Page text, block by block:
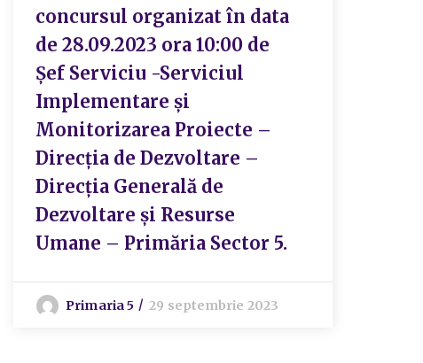
concursul organizat în data
de 28.09.2023 ora 10:00 de
Șef Serviciu -Serviciul
Implementare și
Monitorizarea Proiecte –
Direcția de Dezvoltare –
Direcția Generală de
Dezvoltare și Resurse
Umane – Primăria Sector 5.
Primaria 5 29 septembrie 2023